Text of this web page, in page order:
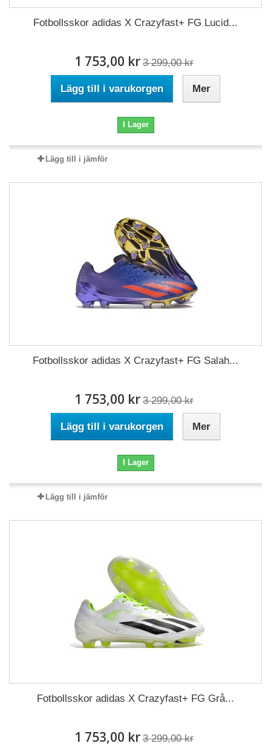
Fotbollsskor adidas X Crazyfast+ FG Lucid...
1 753,00 kr 3 299,00 kr
Lägg till i varukorgen Mer
I Lager
Lägg till i jämför
Fotbollsskor adidas X Crazyfast+ FG Salah...
1 753,00 kr 3 299,00 kr
Lägg till i varukorgen Mer
I Lager
Lägg till i jämför
Fotbollsskor adidas X Crazyfast+ FG Grå...
1 753,00 kr 3 299,00 kr